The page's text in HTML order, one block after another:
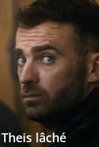
lâché